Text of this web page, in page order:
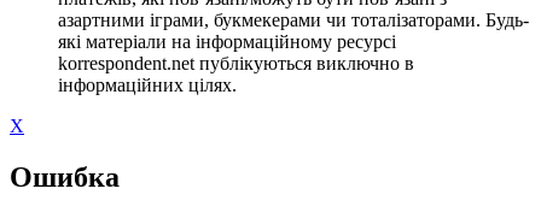
азартними іграми, букмекерами чи тоталізаторами. Будь-
які матеріали на інформаційному ресурсі
korrespondent.net публікуються виключно в
інформаційних цілях.
X
Ошибка